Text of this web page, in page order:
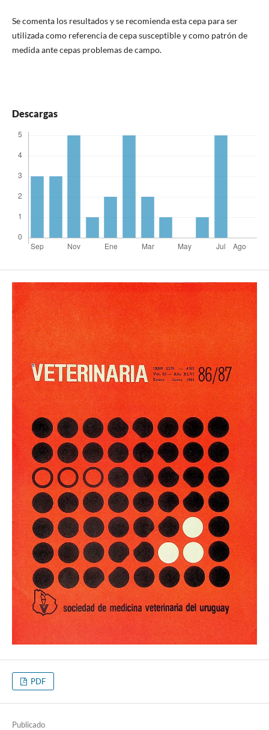
Se comenta los resultados y se recomienda esta cepa para ser
utilizada como referencia de cepa susceptible y como patrón de
medida ante cepas problemas de campo.
Descargas
PDF
Publicado